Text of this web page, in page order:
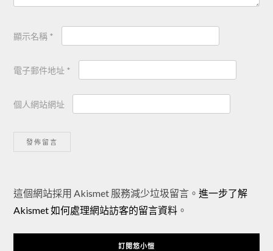
顯示名稱 *
電子郵件地址 *
個人網站網址
Alternative:
這個網站採用 Akismet 服務減少垃圾留言。 進一步了解
Akismet 如何處理網站訪客的留言資料。
訂閱悠小愷